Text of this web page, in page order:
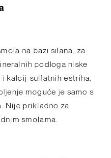
na bazi silana, za
podloga niske
kalcij-sulfatnih estriha,
moguće je samo s
Nije prikladno za
smolama.